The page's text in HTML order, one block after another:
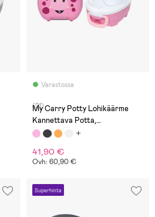
Varastossa
(21)
My Carry Potty Lohikäärme
Kannettava Potta,
Vaaleanpunainen
41,90 €
Ovh: 60,90 €
Superhinta